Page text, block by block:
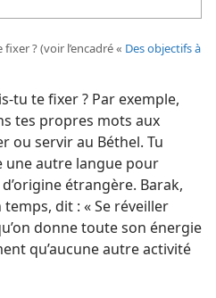
? (voir l’encadré « Des objectifs à
​tu te fixer ? Par exemple,
tes propres mots aux
ou servir au Béthel. Tu
une autre langue pour
étrangère. Barak,
dit : « Se réveiller
donne toute son énergie
qu’aucune autre activité